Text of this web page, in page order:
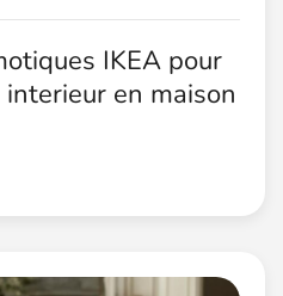
IKEA pour
en maison